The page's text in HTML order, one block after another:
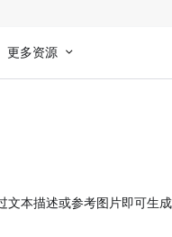
更多资源
本描述或参考图片即可生成